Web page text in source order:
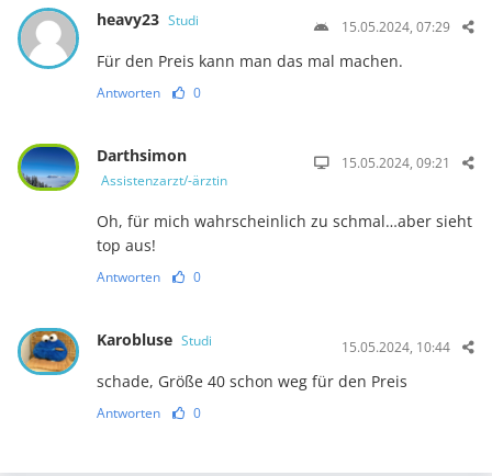
heavy23 Studi 15.05.2024, 07:29
Für den Preis kann man das mal machen.
Antworten 0
Darthsimon
Assistenzarzt/-ärztin
15.05.2024, 09:21
Oh, für mich wahrscheinlich zu schmal…aber sieht
top aus!
Antworten 0
Karobluse Studi 15.05.2024, 10:44
schade, Größe 40 schon weg für den Preis
Antworten 0